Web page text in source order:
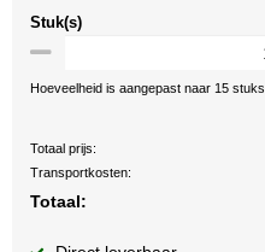
Stuk(s)
Hoeveelheid is aangepast naar 15 stuks.
Totaal prijs:
Transportkosten:
Totaal: